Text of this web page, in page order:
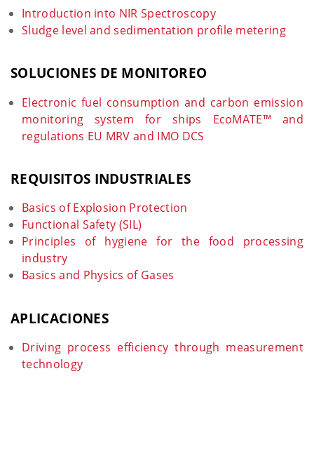
Introduction into NIR Spectroscopy
Sludge level and sedimentation profile metering
SOLUCIONES DE MONITOREO
Electronic fuel consumption and carbon emission
monitoring system for ships EcoMATE™ and
regulations EU MRV and IMO DCS
REQUISITOS INDUSTRIALES
Basics of Explosion Protection
Functional Safety (SIL)
Principles of hygiene for the food processing
industry
Basics and Physics of Gases
APLICACIONES
Driving process efficiency through measurement
technology